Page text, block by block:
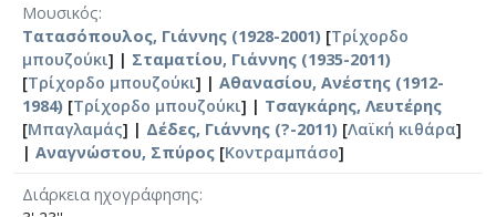
Μουσικός
Τατασόπουλος, Γιάννης (1928-2001) [Τρίχορδο
μπουζούκι] | Σταματίου, Γιάννης (1935-2011)
[Τρίχορδο μπουζούκι] | Αθανασίου, Ανέστης (1912-
1984) [Τρίχορδο μπουζούκι] | Τσαγκάρης, Λευτέρης
[Μπαγλαμάς] | Δέδες, Γιάννης (?-2011) [Λαϊκή κιθάρα]
| Αναγνώστου, Σπύρος [Κοντραμπάσο]
Διάρκεια ηχογράφησης